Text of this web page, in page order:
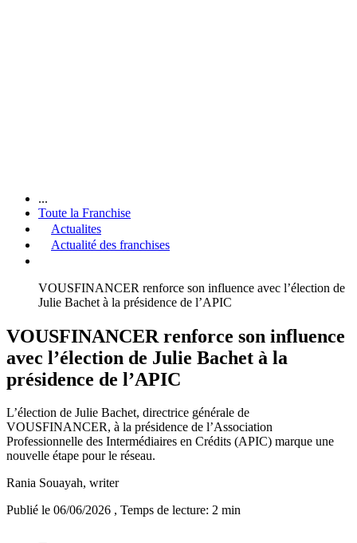
...
Toute la Franchise
Actualites
Actualité des franchises
VOUSFINANCER renforce son influence avec l’élection de
Julie Bachet à la présidence de l’APIC
VOUSFINANCER renforce son influence
avec l’élection de Julie Bachet à la
présidence de l’APIC
L’élection de Julie Bachet, directrice générale de
VOUSFINANCER, à la présidence de l’Association
Professionnelle des Intermédiaires en Crédits (APIC) marque une
nouvelle étape pour le réseau.
Rania Souayah, writer
Publié le 06/06/2026 , Temps de lecture: 2 min